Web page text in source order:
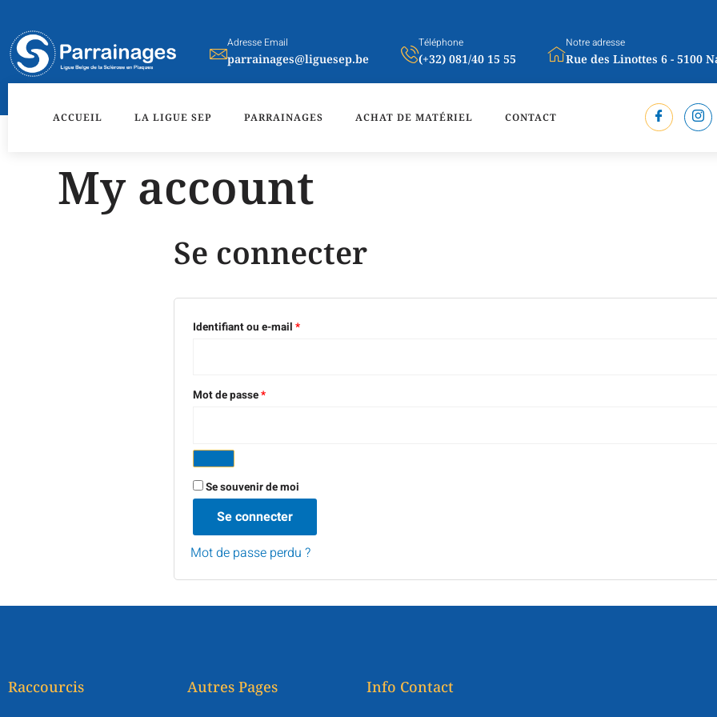
contenu
Adresse Email
parrainages@liguesep.be
Téléphone
(+32) 081/40 15 55
Notre adresse
Rue des Linottes 6 - 5100
ACCUEIL LA LIGUE SEP PARRAINAGES ACHAT DE MATÉRIEL CONTACT
My account
Se connecter
Identifiant ou e-mail *
Mot de passe*
Se souvenir de moi
Se connecter
Mot de passe perdu ?
Raccourcis Autres Pages Info Contact